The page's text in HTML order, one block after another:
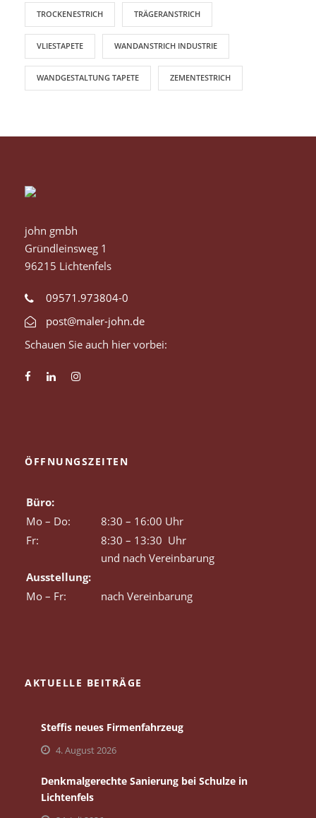
TROCKENESTRICH TRÄGERANSTRICH
VLIESTAPETE WANDANSTRICH INDUSTRIE
WANDGESTALTUNG TAPETE ZEMENTESTRICH
john gmbh
Gründleinsweg 1
96215 Lichtenfels
09571.973804-0
post@maler-john.de
Schauen Sie auch hier vorbei:
ÖFFNUNGSZEITEN
Büro:
Mo – Do:
8:30 – 16:00 Uhr
Fr:
8:30 – 13:30 Uhr
und nach Vereinbarung
Ausstellung:
Mo – Fr:
nach Vereinbarung
AKTUELLE BEITRÄGE
Steffis neues Firmenfahrzeug
4. August 2026
Denkmalgerechte Sanierung bei Schulze in
Lichtenfels